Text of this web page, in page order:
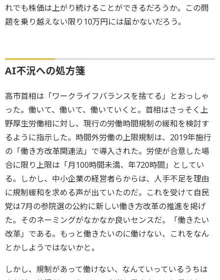
れでも株価は上がり続けることができるだろうか。この問
題を乗り越えない限り10万円には届かないだろう。
AI不況への処方箋
高市首相は「ワークライフバランスを捨てる」とおっしゃ
った。働いて、働いて、働いていくと。首相はさっそく上
野厚生労働相に対し、現行の労働時間規制の緩和を検討す
るように指示した。時間外労働の上限規制は、2019年施行
の「働き方改革関連法」で導入された。労使が合意した場
合に限り上限は「月100時間未満、年720時間」としてい
る。しかし、中小企業の経営者らからは、人手不足を理由
に規制緩和を求める声が出ていたのだ。これを受けて自民
党は7月の参院選の公約に新しい働き方改革の推進を掲げ
た。そのネーミングがなかなか良いセンスだ。「働きたい
改革」である。もっと働きたいのに働けない、これをなん
とかしようではないかと。
しかし、規制があって働けない、なんていっているうちは